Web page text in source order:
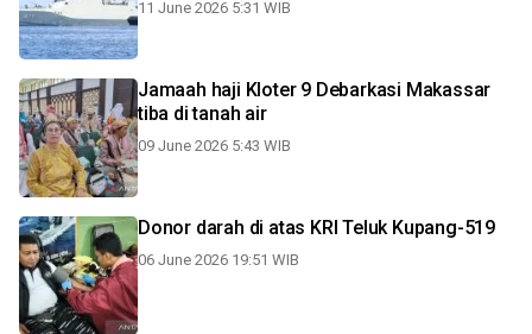
11 June 2026 5:31 WIB
Jamaah haji Kloter 9 Debarkasi Makassar
tiba di tanah air
09 June 2026 5:43 WIB
Donor darah di atas KRI Teluk Kupang-519
06 June 2026 19:51 WIB